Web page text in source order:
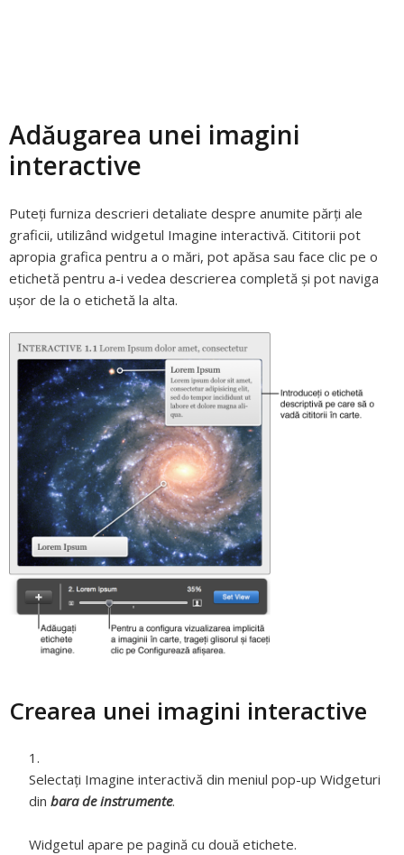
Adăugarea unei imagini
interactive
Puteți furniza descrieri detaliate despre anumite părți ale
graficii, utilizând widgetul Imagine interactivă. Cititorii pot
apropia grafica pentru a o mări, pot apăsa sau face clic pe o
etichetă pentru a-i vedea descrierea completă și pot naviga
ușor de la o etichetă la alta.
Crearea unei imagini interactive
Selectați Imagine interactivă din meniul pop-up Widgeturi
din bara de instrumente.
Widgetul apare pe pagină cu două etichete.